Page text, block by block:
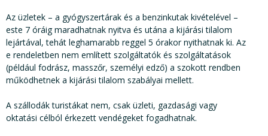
Az üzletek – a gyógyszertárak és a benzinkutak kivételével –
este 7 óráig maradhatnak nyitva és utána a kijárási tilalom
lejártával, tehát leghamarabb reggel 5 órakor nyithatnak ki. Az
e rendeletben nem említett szolgáltatók és szolgáltatások
(például fodrász, masszőr, személyi edző) a szokott rendben
működhetnek a kijárási tilalom szabályai mellett.
A szállodák turistákat nem, csak üzleti, gazdasági vagy
oktatási célból érkezett vendégeket fogadhatnak.